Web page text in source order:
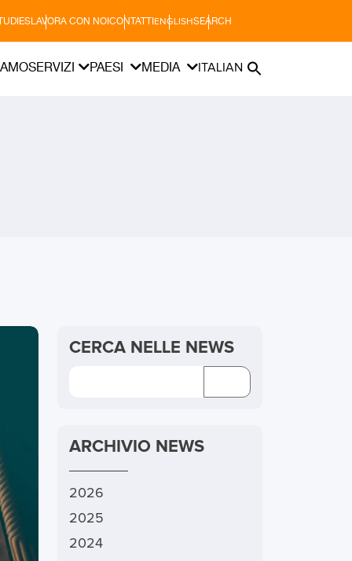
LAVORA CON NOICONTATTIENGLISHSEARCH
SERVIZI PAESI MEDIA ITALIAN
CERCA NELLE NEWS
ARCHIVIO NEWS
2026
2025
2024